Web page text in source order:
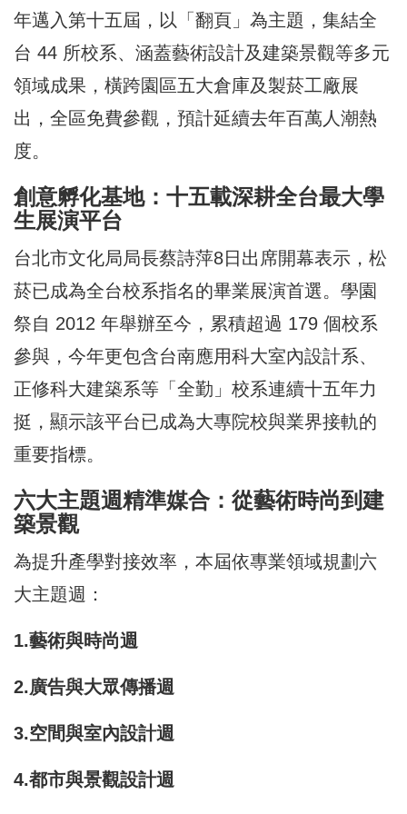
年邁入第十五屆，以「翻頁」為主題，集結全
台 44 所校系、涵蓋藝術設計及建築景觀等多元
領域成果，橫跨園區五大倉庫及製菸工廠展
出，全區免費參觀，預計延續去年百萬人潮熱
度。
創意孵化基地：十五載深耕全台最大學
生展演平台
台北市文化局局長蔡詩萍8日出席開幕表示，松
菸已成為全台校系指名的畢業展演首選。學園
祭自 2012 年舉辦至今，累積超過 179 個校系
參與，今年更包含台南應用科大室內設計系、
正修科大建築系等「全勤」校系連續十五年力
挺，顯示該平台已成為大專院校與業界接軌的
重要指標。
六大主題週精準媒合：從藝術時尚到建
築景觀
為提升產學對接效率，本屆依專業領域規劃六
大主題週：
1.藝術與時尚週
2.廣告與大眾傳播週
3.空間與室內設計週
4.都市與景觀設計週